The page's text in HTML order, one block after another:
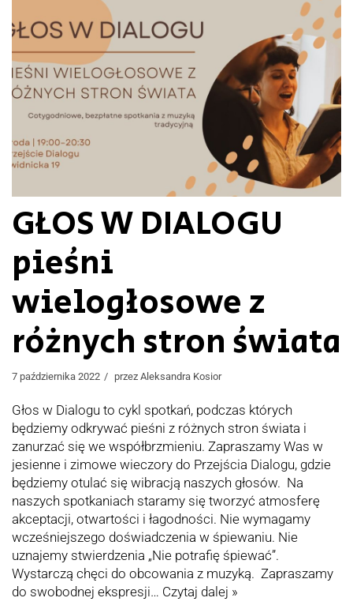
GŁOS W DIALOGU
pieśni
wielogłosowe z
różnych stron świata
7 października 2022 przez Aleksandra Kosior
Głos w Dialogu to cykl spotkań, podczas których
będziemy odkrywać pieśni z różnych stron świata i
zanurzać się we współbrzmieniu. Zapraszamy Was w
jesienne i zimowe wieczory do Przejścia Dialogu, gdzie
będziemy otulać się wibracją naszych głosów. Na
naszych spotkaniach staramy się tworzyć atmosferę
akceptacji, otwartości i łagodności. Nie wymagamy
wcześniejszego doświadczenia w śpiewaniu. Nie
uznajemy stwierdzenia „Nie potrafię śpiewać”.
Wystarczą chęci do obcowania z muzyką. Zapraszamy
do swobodnej ekspresji… Czytaj dalej »